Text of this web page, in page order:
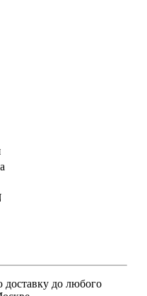
доставку до любого